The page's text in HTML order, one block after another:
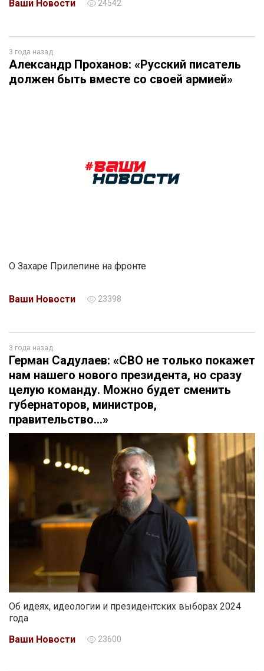
Ваши Новости
24542
3 года назад
Александр Проханов: «Русский писатель
должен быть вместе со своей армией»
О Захаре Прилепине на фронте
Ваши Новости 23398
3 года назад
Герман Садулаев: «СВО не только покажет
нам нашего нового президента, но сразу
целую команду. Можно будет сменить
губернаторов, министров,
правительство…»
Об идеях, идеологии и президентских выборах 2024
года
Ваши Новости
23600